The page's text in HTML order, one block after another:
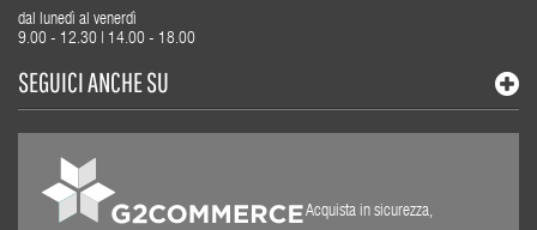
dal lunedì al venerdì
9.00 - 12.30 | 14.00 - 18.00
SEGUICI ANCHE SU
Acquista in sicurezza,